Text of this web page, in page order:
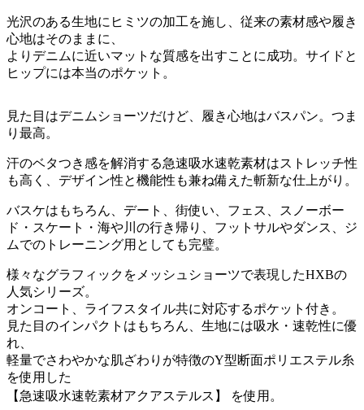
光沢のある生地にヒミツの加工を施し、従来の素材感や履き
心地はそのままに、
よりデニムに近いマットな質感を出すことに成功。サイドと
ヒップには本当のポケット。
見た目はデニムショーツだけど、履き心地はバスパン。つま
り最高。
汗のベタつき感を解消する急速吸水速乾素材はストレッチ性
も高く、デザイン性と機能性も兼ね備えた斬新な仕上がり。
バスケはもちろん、デート、街使い、フェス、スノーボー
ド・スケート・海や川の行き帰り、フットサルやダンス、ジ
ムでのトレーニング用としても完璧。
様々なグラフィックをメッシュショーツで表現したHXBの
人気シリーズ。
オンコート、ライフスタイル共に対応するポケット付き。
見た目のインパクトはもちろん、生地には吸水・速乾性に優
れ、
軽量でさわやかな肌ざわりが特徴のY型断面ポリエステル糸
を使用した
【急速吸水速乾素材アクアステルス】 を使用。